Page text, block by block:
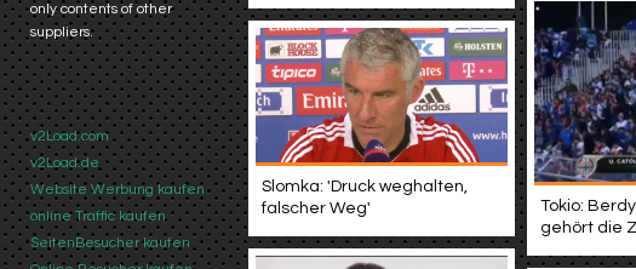
only contents of other
suppliers.
v2Load.com
v2Load.de
Website Werbung kaufen
online Traffic kaufen
SeitenBesucher kaufen
Tokio:
gehört die
Slomka: 'Druck weghalten,
falscher Weg'